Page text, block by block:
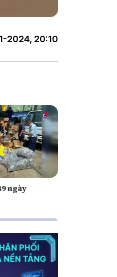
2024, 20:10
ngày